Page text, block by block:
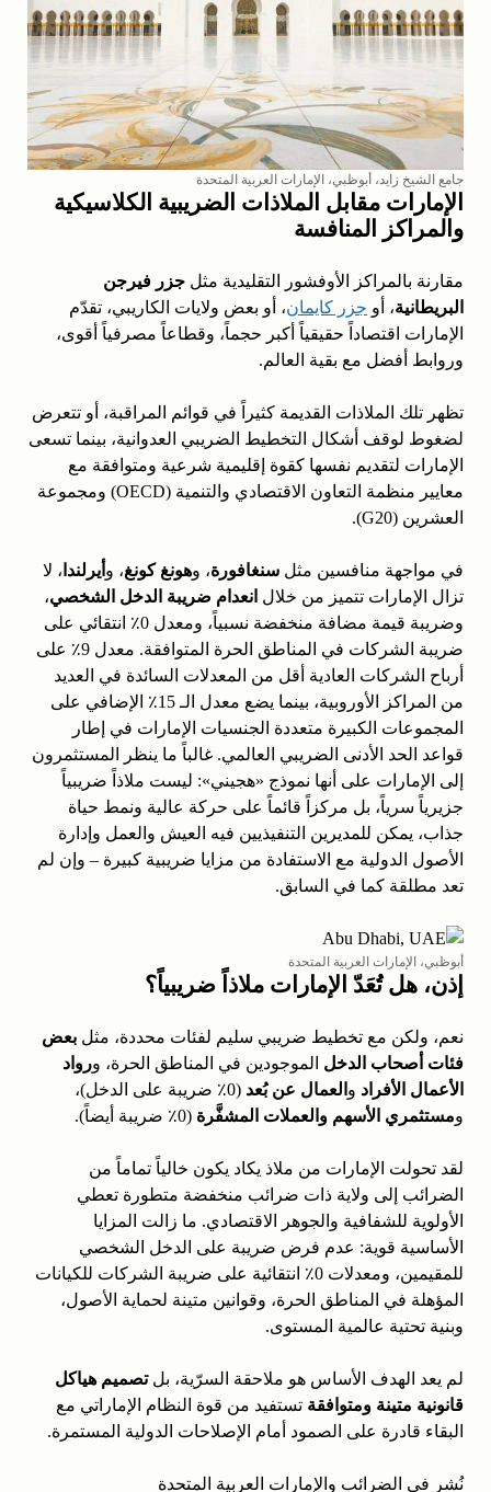
جامع الشيخ زايد، أبوظبي، الإمارات العربية المتحدة
الإمارات مقابل الملاذات الضريبية الكلاسيكية
والمراكز المنافسة
مقارنة بالمراكز الأوفشور التقليدية مثل جزر فيرجن
البريطانية، أو جزر كايمان، أو بعض ولايات الكاريبي، تقدّم
الإمارات اقتصاداً حقيقياً أكبر حجماً، وقطاعاً مصرفياً أقوى،
وروابط أفضل مع بقية العالم.
تظهر تلك الملاذات القديمة كثيراً في قوائم المراقبة، أو تتعرض
لضغوط لوقف أشكال التخطيط الضريبي العدوانية، بينما تسعى
الإمارات لتقديم نفسها كقوة إقليمية شرعية ومتوافقة مع
معايير منظمة التعاون الاقتصادي والتنمية (OECD) ومجموعة
العشرين (G20).
في مواجهة منافسين مثل سنغافورة، وهونغ كونغ، و أيرلندا ، لا
تزال الإمارات تتميز من خلال انعدام ضريبة الدخل الشخصي،
وضريبة قيمة مضافة منخفضة نسبياً، ومعدل 0٪ انتقائي على
ضريبة الشركات في المناطق الحرة المتوافقة. معدل 9٪ على
أرباح الشركات العادية أقل من المعدلات السائدة في العديد
من المراكز الأوروبية، بينما يضع معدل الـ 15٪ الإضافي على
المجموعات الكبيرة متعددة الجنسيات الإمارات في إطار
قواعد الحد الأدنى الضريبي العالمي. غالباً ما ينظر المستثمرون
إلى الإمارات على أنها نموذج «هجيني»: ليست ملاذاً ضريبياً
جزيرياً سرياً، بل مركزاً قائماً على حركة عالية ونمط حياة
جذاب، يمكن للمديرين التنفيذيين فيه العيش والعمل وإدارة
الأصول الدولية مع الاستفادة من مزايا ضريبية كبيرة – وإن لم
تعد مطلقة كما في السابق.
أبوظبي، الإمارات العربية المتحدة
إذن، هل تُعَدّ الإمارات ملاذاً ضريبياً؟
نعم، ولكن مع تخطيط ضريبي سليم لفئات محددة، مثل بعض
فئات أصحاب الدخل الموجودين في المناطق الحرة، ورواد
الأعمال الأفراد و العمال عن بُعد
(0٪ ضريبة على الدخل)،
ومستثمري الأسهم والعملات المشفَّرة (0٪ ضريبة أيضاً).
لقد تحولت الإمارات من ملاذ يكاد يكون خالياً تماماً من
الضرائب إلى ولاية ذات ضرائب منخفضة متطورة تعطي
الأولوية للشفافية والجوهر الاقتصادي. ما زالت المزايا
الأساسية قوية: عدم فرض ضريبة على الدخل الشخصي
للمقيمين، ومعدلات 0٪ انتقائية على ضريبة الشركات للكيانات
المؤهلة في المناطق الحرة، وقوانين متينة لحماية الأصول،
وبنية تحتية عالمية المستوى.
لم يعد الهدف الأساس هو ملاحقة السرّية، بلتصميم هياكل
قانونية متينة ومتوافقة تستفيد من قوة النظام الإماراتي مع
البقاء قادرة على الصمود أمام الإصلاحات الدولية المستمرة.
نُشر في الضرائب والإمارات العربية المتحدة